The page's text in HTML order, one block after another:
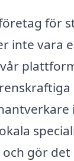
för
inte vara
gör